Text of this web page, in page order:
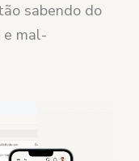
sabendo do
mal-